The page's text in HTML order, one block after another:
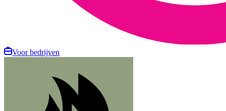
Voor bedrijven